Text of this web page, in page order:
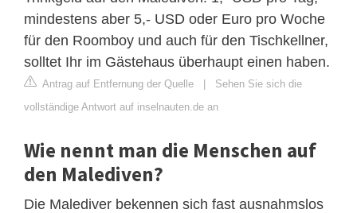
mindestens aber 5,- USD oder Euro pro Woche
für den Roomboy und auch für den Tischkellner,
solltet Ihr im Gästehaus überhaupt einen haben.
Antrag auf Entfernung der Quelle | Sehen Sie sich die
vollständige Antwort auf inselnauten.de an
Wie nennt man die Menschen auf
den Malediven?
Die Malediver bekennen sich fast ausnahmslos